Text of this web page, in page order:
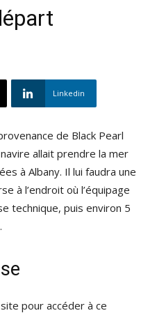
Linkedin
de Black Pearl
allait prendre la mer
à Albany. Il lui faudra une
à l’endroit où l’équipage
technique, puis environ 5
pour accéder à ce